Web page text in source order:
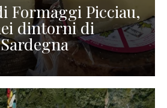
Formaggi Picciau,
dintorni di